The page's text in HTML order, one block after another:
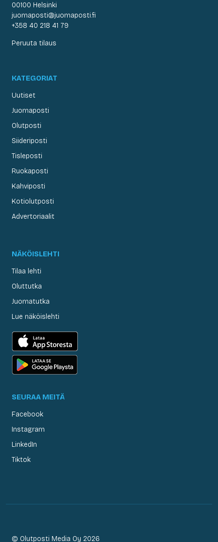
00100 Helsinki
juomaposti@juomaposti.fi
+358 40 218 41 79
Peruuta tilaus
KATEGORIAT
Uutiset
Juomaposti
Olutposti
Siideriposti
Tisleposti
Ruokaposti
Kahviposti
Kotiolutposti
Advertoriaalit
NÄKÖISLEHTI
Tilaa lehti
Oluttutka
Juomatutka
Lue näköislehti
SEURAA MEITÄ
Facebook
Instagram
LinkedIn
Tiktok
© Olutposti Media Oy 2026